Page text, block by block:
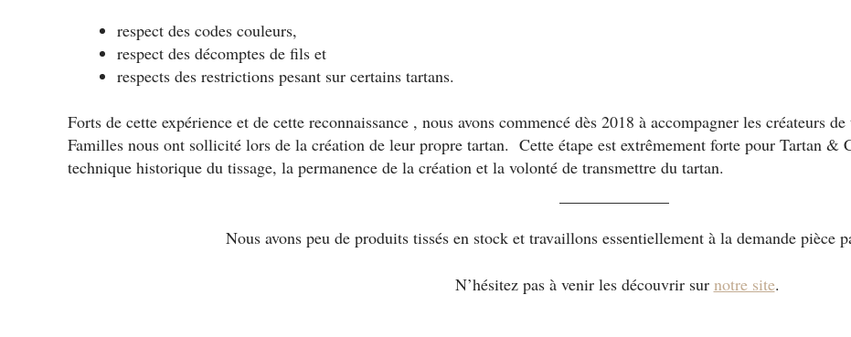
respect des codes couleurs,
respect des décomptes de fils et
respects des restrictions pesant sur certains tartans.
Forts de cette expérience et de cette reconnaissance , nous avons commencé dès 2018 à accompagner les créateurs
Familles nous ont sollicité lors de la création de leur propre tartan. Cette étape est extrêmement forte pour Tartan &
technique historique du tissage, la permanence de la création et la volonté de transmettre du tartan.
Nous avons peu de produits tissés en stock et travaillons essentiellement à la demande pièce
N’hésitez pas à venir les découvrir sur notre site.